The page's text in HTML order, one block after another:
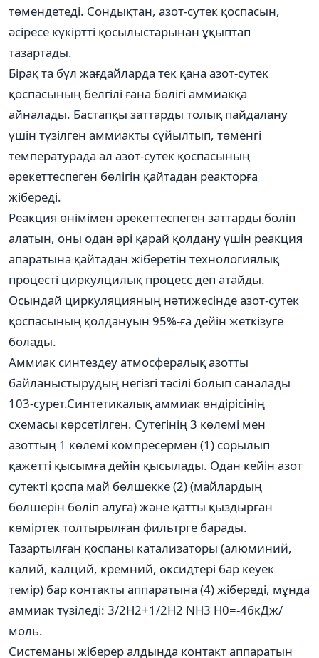
төмендетеді. Сондықтан, азот-сутек қоспасын,
әсіресе күкіртті қосылыстарынан ұқыптап
тазартады.
Бірақ та бұл жағдайларда тек қана азот-сутек
қоспасының белгілі ғана бөлігі аммиакқа
айналады. Бастапқы заттарды толық пайдалану
үшін түзілген аммиакты сұйылтып, төменгі
температурада ал азот-сутек қоспасының
әрекеттеспеген бөлігін қайтадан реакторға
жібереді.
Реакция өнімімен әрекеттеспеген заттарды боліп
алатын, оны одан әрі қарай қолдану үшін реакция
апаратына қайтадан жіберетін технологиялық
процесті циркулцилық процесс деп атайды.
Осындай циркуляцияның нәтижесінде азот-сутек
қоспасының қолдануын 95%-ға дейін жеткізуге
болады.
Аммиак синтездеу атмосфералық азотты
байланыстырудың негізгі тәсілі болып саналады
103-сурет.Синтетикалық аммиак өндірісінің
схемасы көрсетілген. Сутегінің 3 көлемі мен
азоттың 1 көлемі компресермен (1) сорылып
қажетті қысымға дейін қысылады. Одан кейін азот
сутекті қоспа май бөлшекке (2) (майлардың
бөлшерін бөліп алуға) және қатты қыздырған
көміртек толтырылған фильтрге барады.
Тазартылған қоспаны катализаторы (алюминий,
калий, калций, кремний, оксидтері бар кеуек
темір) бар контакты аппаратына (4) жібереді, мұнда
аммиак түзіледі: 3/2Н2+1/2Н2 NH3 H0=-46кДж/
моль.
Системаны жіберер алдында контакт аппаратын